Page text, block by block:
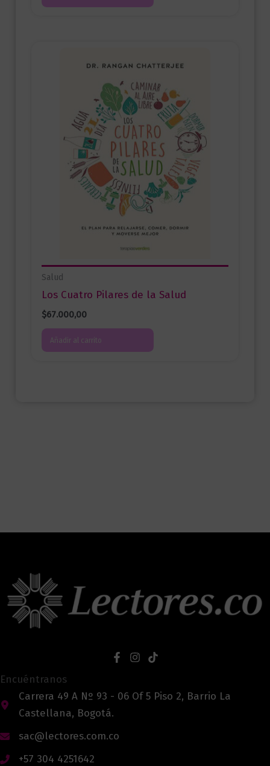
Salud
Los Cuatro Pilares de la Salud
$67.000,00
Añadir al carrito
Encuéntranos
Carrera 49 A Nº 93 - 06 Of 5 Piso 2, Barrio La
Castellana, Bogotá.
sac@lectores.com.co
+57 304 4251642